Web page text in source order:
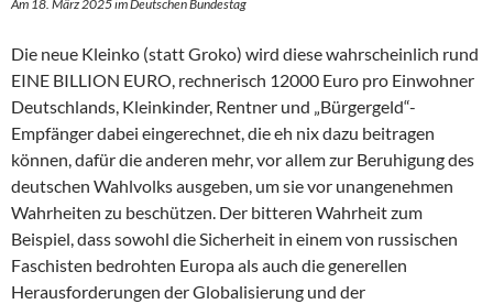
Am 18. März 2025 im Deutschen Bundestag
Die neue Kleinko (statt Groko) wird diese wahrscheinlich rund
EINE BILLION EURO, rechnerisch 12000 Euro pro Einwohner
Deutschlands, Kleinkinder, Rentner und „Bürgergeld“-
Empfänger dabei eingerechnet, die eh nix dazu beitragen
können, dafür die anderen mehr, vor allem zur Beruhigung des
deutschen Wahlvolks ausgeben, um sie vor unangenehmen
Wahrheiten zu beschützen. Der bitteren Wahrheit zum
Beispiel, dass sowohl die Sicherheit in einem von russischen
Faschisten bedrohten Europa als auch die generellen
Herausforderungen der Globalisierung und der